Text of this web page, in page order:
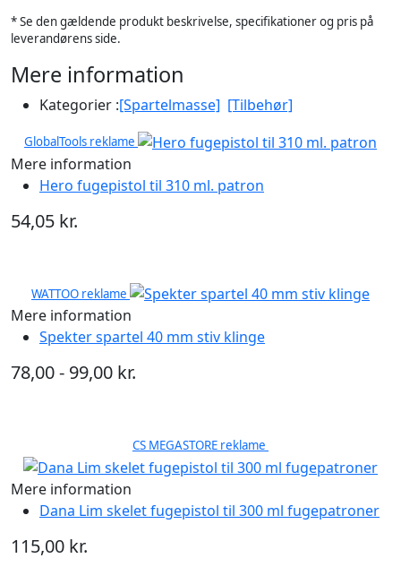
* Se den gældende produkt beskrivelse, specifikationer og pris på
leverandørens side.
Mere information
Kategorier :[Spartelmasse] [Tilbehør]
GlobalTools reklame
Mere information
Hero fugepistol til 310 ml. patron
54,05 kr.
WATTOO reklame
Mere information
Spekter spartel 40 mm stiv klinge
78,00 - 99,00 kr.
CS MEGASTORE reklame
Mere information
Dana Lim skelet fugepistol til 300 ml fugepatroner
115,00 kr.